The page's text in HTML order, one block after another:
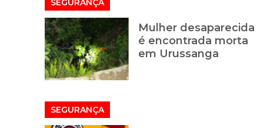
SEGURANÇA
Mulher desaparecida
é encontrada morta
em Urussanga
SEGURANÇA